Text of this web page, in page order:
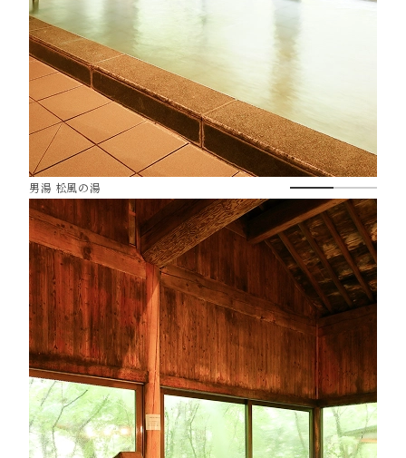
男湯 松風の湯